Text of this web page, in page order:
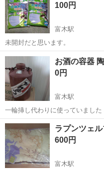
ルシウム、硫酸マグネシウ...
100円
富木駅
未開封だと思います。
大阪 堺市 富木駅 そ
お酒の容器
0円
富木駅
一輪挿し代わりに使っていまし
大阪 堺市 富木駅 そ
ラプンツェ
600円
富木駅